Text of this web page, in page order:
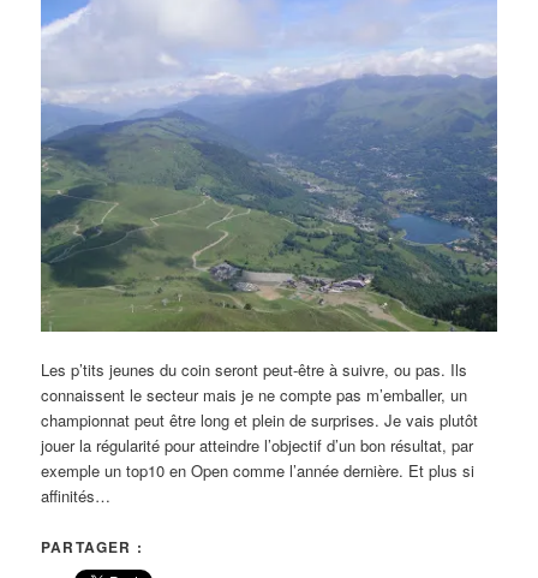
Les p’tits jeunes du coin seront peut-être à suivre, ou pas. Ils
connaissent le secteur mais je ne compte pas m’emballer, un
championnat peut être long et plein de surprises. Je vais plutôt
jouer la régularité pour atteindre l’objectif d’un bon résultat, par
exemple un top10 en Open comme l’année dernière. Et plus si
affinités…
PARTAGER :